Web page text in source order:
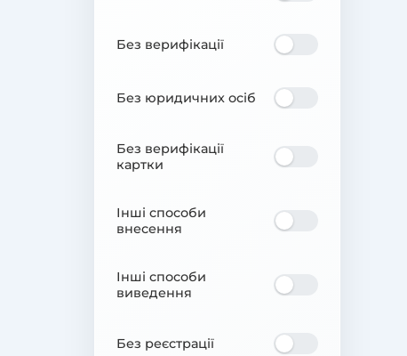
Без верифікації
Без юридичних осіб
Без верифікації
картки
Інші способи
внесення
Інші способи
виведення
Без реєстрації